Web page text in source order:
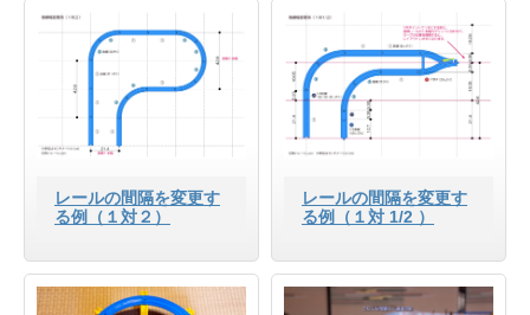
レールの間隔を変更す
る例（１対２）
レールの間隔を変更す
る例（１対 1/2 ）